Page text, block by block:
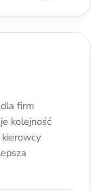
firm
kolejność